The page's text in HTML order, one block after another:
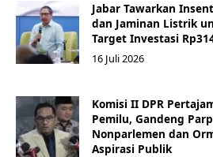
Jabar Tawarkan
dan Jaminan Listrik
Target Investasi
16 Juli 2026
Komisi II DPR
Pemilu, Gandeng
Nonparlemen dan
Aspirasi Publik